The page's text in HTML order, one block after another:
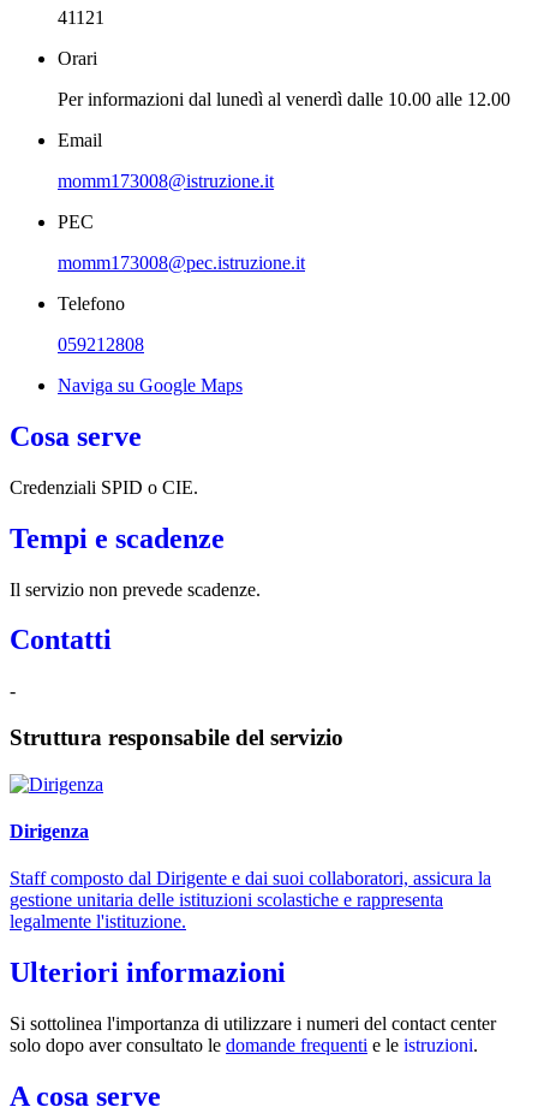
41121
Orari
Per informazioni dal lunedì al venerdì dalle 10.00 alle 12.00
Email
momm173008@istruzione.it
PEC
momm173008@pec.istruzione.it
Telefono
059212808
Naviga su Google Maps
Cosa serve
Credenziali SPID o CIE.
Tempi e scadenze
Il servizio non prevede scadenze.
Contatti
-
Struttura responsabile del servizio
Dirigenza
Staff composto dal Dirigente e dai suoi collaboratori, assicura la
gestione unitaria delle istituzioni scolastiche e rappresenta
legalmente l'istituzione.
Ulteriori informazioni
Si sottolinea l'importanza di utilizzare i numeri del contact center
solo dopo aver consultato le domande frequenti e le istruzioni.
A cosa serve